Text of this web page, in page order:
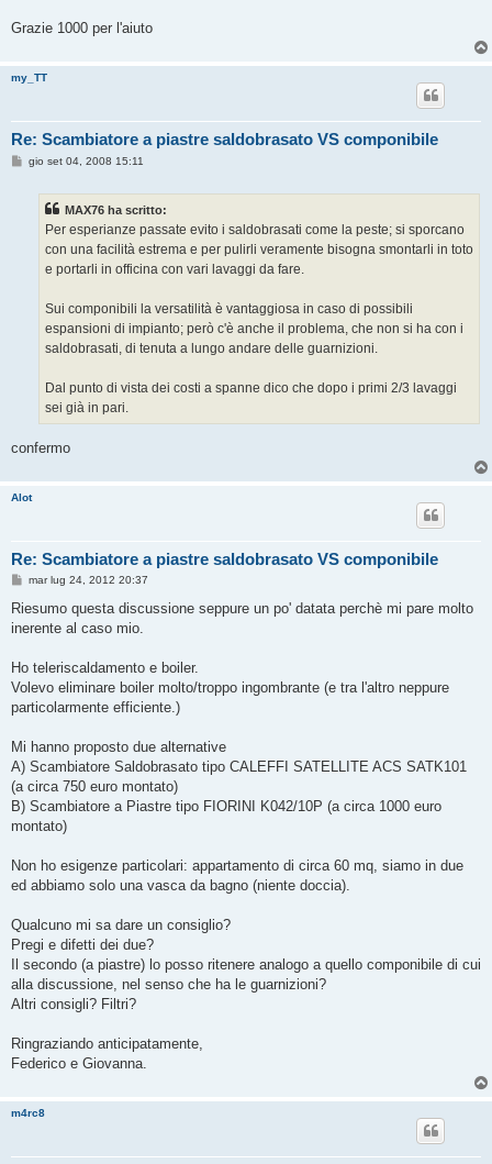
Grazie 1000 per l'aiuto
my_TT
Re: Scambiatore a piastre saldobrasato VS componibile
Mgio set 04, 2008 15:11
MAX76 ha scritto:
Per esperianze passate evito i saldobrasati come la peste; si sporcano
con una facilità estrema e per pulirli veramente bisogna smontarli in toto
e portarli in officina con vari lavaggi da fare.
Sui componibili la versatilità è vantaggiosa in caso di possibili
espansioni di impianto; però c'è anche il problema, che non si ha con i
saldobrasati, di tenuta a lungo andare delle guarnizioni.
Dal punto di vista dei costi a spanne dico che dopo i primi 2/3 lavaggi
sei già in pari.
confermo
Alot
Re: Scambiatore a piastre saldobrasato VS componibile
M
s
a
i
o
mar lug 24, 2012 20:37
Riesumo questa discussione seppure un po' datata perchè mi pare molto
inerente al caso mio.
Ho teleriscaldamento e boiler.
Volevo eliminare boiler molto/troppo ingombrante (e tra l'altro neppure
particolarmente efficiente.)
Mi hanno proposto due alternative
A) Scambiatore Saldobrasato tipo CALEFFI SATELLITE ACS SATK101
(a circa 750 euro montato)
B) Scambiatore a Piastre tipo FIORINI K042/10P (a circa 1000 euro
montato)
Non ho esigenze particolari: appartamento di circa 60 mq, siamo in due
ed abbiamo solo una vasca da bagno (niente doccia).
Qualcuno mi sa dare un consiglio?
Pregi e difetti dei due?
Il secondo (a piastre) lo posso ritenere analogo a quello componibile di cui
alla discussione, nel senso che ha le guarnizioni?
Altri consigli? Filtri?
Ringraziando anticipatamente,
Federico e Giovanna.
m4rc8